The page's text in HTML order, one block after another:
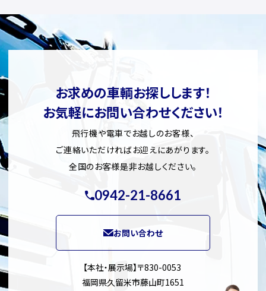
お求めの車輌お探しします！
お気軽にお問い合わせください！
飛行機や電車でお越しのお客様、
ご連絡いただければお迎えにあがります。
全国のお客様是非お越しください。
0942-21-8661
お問い合わせ
【本社・展示場】〒830-0053
福岡県久留米市藤山町1651